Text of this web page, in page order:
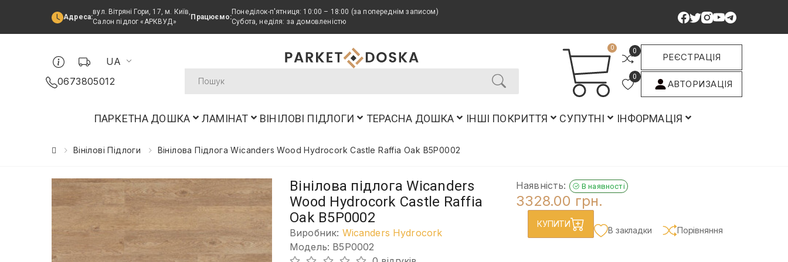
Адреса:
вул. Вітряні Гори, 17, м. Київ,
Салон підлог «АРКВУД»
Працюємо:
Понеділок-п'ятниця: 10:00 – 18:00 (за попереднім записом)
Субота, неділя: за домовленістю
UA
0673805012
0 0
0
РЕЄСТРАЦІЯ
АВТОРИЗАЦІЯ
ПАРКЕТНА ДОШКА ЛАМІНАТ ВІНІЛОВІ ПІДЛОГИ ТЕРАСНА ДОШКА ІНШІ ПОКРИТТЯ СУПУТНІ ІНФОРМАЦІЯ
Вінілові Підлоги Вінілова Підлога Wicanders Wood Hydrocork Castle Raffia Oak B5P0002
Вінілова підлога Wicanders
Wood Hydrocork Castle Raffia
Oak B5P0002
Виробник: Wicanders Hydrocork
Модель: B5P0002
Наявність: В наявності
3328.00 грн.
КУПИТИ
В закладки Порівняння